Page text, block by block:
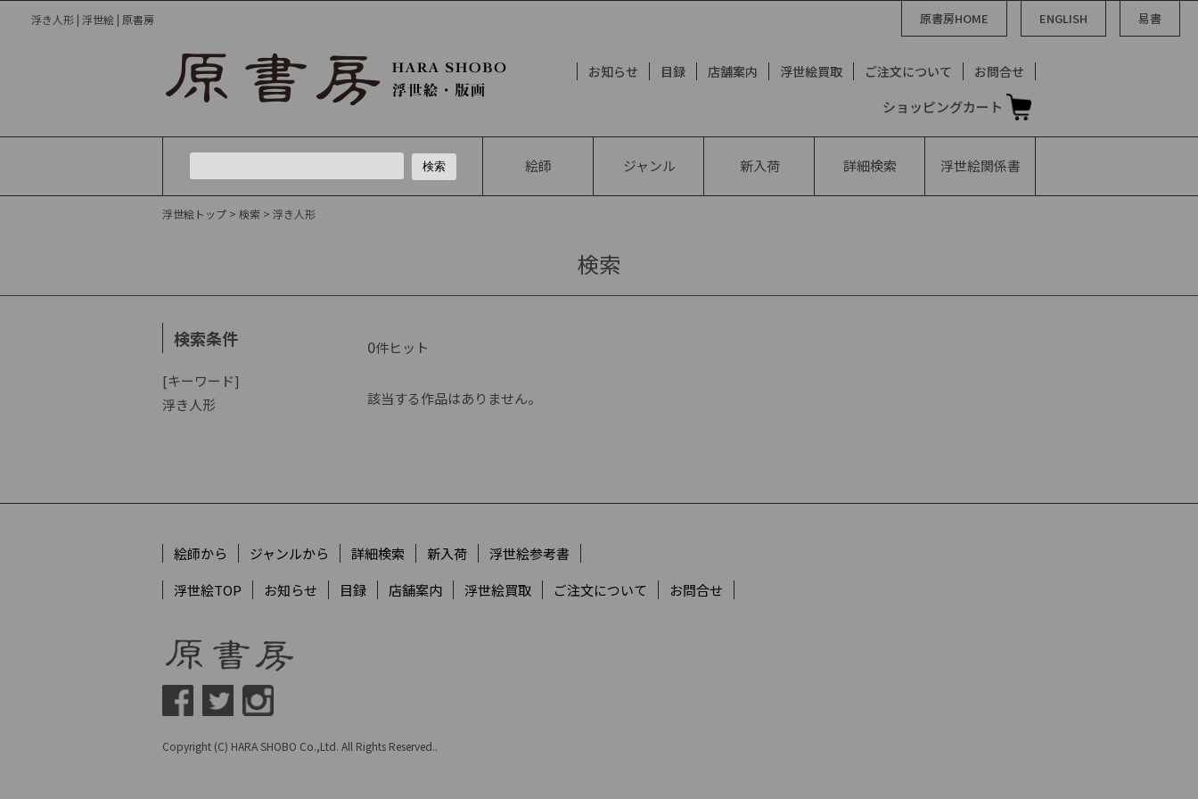
浮き人形 | 浮世絵 | 原書房 原書房HOME ENGLISH 易書
お知らせ 目録 店舗案内 浮世絵買取 ご注文について お問合せ
ショッピングカート
絵師 ジャンル 新入荷 詳細検索 浮世絵関係書
浮世絵トップ > 検索 > 浮き人形
検索
検索条件
[キーワード]
浮き人形
0件ヒット
該当する作品はありません。
絵師から ジャンルから 詳細検索 新入荷
浮世絵参考書
浮世絵TOP
お知らせ 目録 店舗案内 浮世絵買取 ご注文について お問合せ
Copyright (C) HARA SHOBO Co.,Ltd. All Rights Reserved..